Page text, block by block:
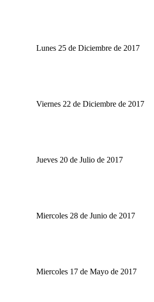
Lunes 25 de Diciembre de 2017
Viernes 22 de Diciembre de 2017
Jueves 20 de Julio de 2017
Miercoles 28 de Junio de 2017
Miercoles 17 de Mayo de 2017